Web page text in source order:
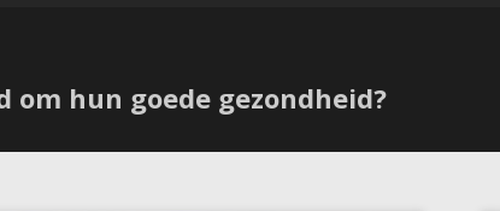
om hun goede gezondheid?